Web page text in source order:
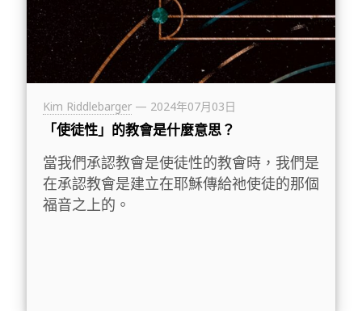
Kim Riddlebarger — 2024年07月03日
「使徒性」的教會是什麼意思？
當我們承認教會是使徒性的教會時，我們是
在承認教會是建立在耶穌傳給祂使徒的那個
福音之上的。